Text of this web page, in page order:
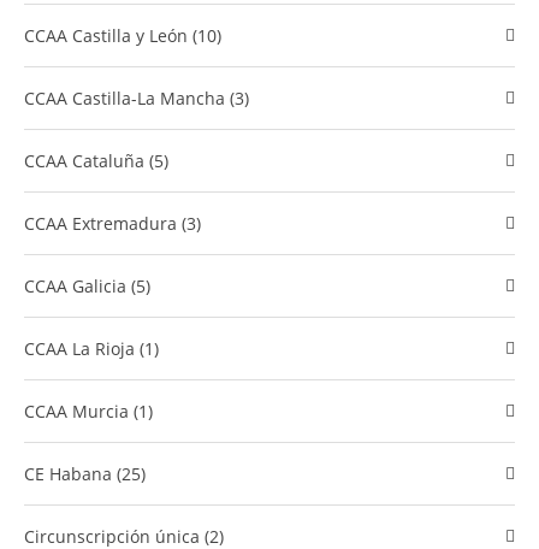
CCAA Castilla y León (10)
CCAA Castilla-La Mancha (3)
CCAA Cataluña (5)
CCAA Extremadura (3)
CCAA Galicia (5)
CCAA La Rioja (1)
CCAA Murcia (1)
CE Habana (25)
Circunscripción única (2)